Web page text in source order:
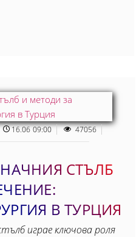
16.06 09:00
47056
СТЪЛБ
В ТУРЦИЯ
играе ключова роля